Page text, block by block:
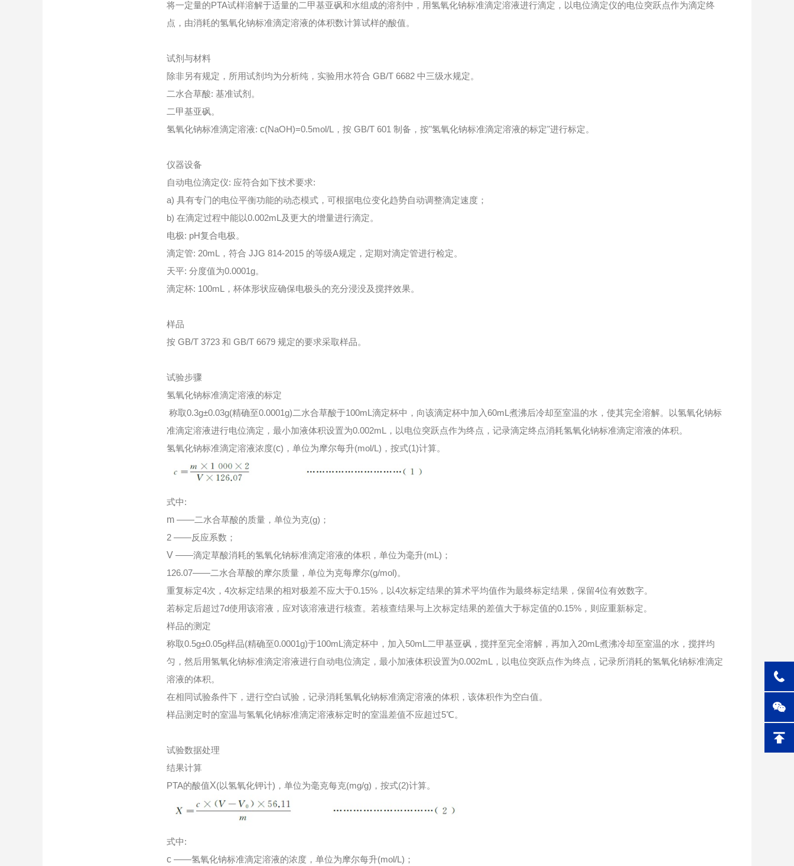
将一定量的PTA试样溶解于适量的二甲基亚砜和水组成的溶剂中，用氢氧化钠标准滴定溶液进行滴定，以电位滴定仪的电位突跃点作为滴定终
点，由消耗的氢氧化钠标准滴定溶液的体积数计算试样的酸值。
试剂与材料
除非另有规定，所用试剂均为分析纯，实验用水符合 GB/T 6682 中三级水规定。
二水合草酸: 基准试剂。
二甲基亚砜。
氢氧化钠标准滴定溶液: c(NaOH)=0.5mol/L，按 GB/T 601 制备，按"氢氧化钠标准滴定溶液的标定"进行标定。
仪器设备
自动电位滴定仪: 应符合如下技术要求:
a) 具有专门的电位平衡功能的动态模式，可根据电位变化趋势自动调整滴定速度；
b) 在滴定过程中能以0.002mL及更大的增量进行滴定。
电极: pH复合电极。
滴定管: 20mL，符合 JJG 814-2015 的等级A规定，定期对滴定管进行检定。
天平: 分度值为0.0001g。
滴定杯: 100mL，杯体形状应确保电极头的充分浸没及搅拌效果。
样品
按 GB/T 3723 和 GB/T 6679 规定的要求采取样品。
试验步骤
氢氧化钠标准滴定溶液的标定
称取0.3g±0.03g(精确至0.0001g)二水合草酸于100mL滴定杯中，向该滴定杯中加入60mL煮沸后冷却至室温的水，使其完全溶解。以氢氧化钠标
准滴定溶液进行电位滴定，最小加液体积设置为0.002mL，以电位突跃点作为终点，记录滴定终点消耗氢氧化钠标准滴定溶液的体积。
氢氧化钠标准滴定溶液浓度(c)，单位为摩尔每升(mol/L)，按式(1)计算。
式中:
m ——二水合草酸的质量，单位为克(g)；
2 ——反应系数；
V ——滴定草酸消耗的氢氧化钠标准滴定溶液的体积，单位为毫升(mL)；
126.07——二水合草酸的摩尔质量，单位为克每摩尔(g/mol)。
重复标定4次，4次标定结果的相对极差不应大于0.15%，以4次标定结果的算术平均值作为最终标定结果，保留4位有效数字。
若标定后超过7d使用该溶液，应对该溶液进行核查。若核查结果与上次标定结果的差值大于标定值的0.15%，则应重新标定。
样品的测定
称取0.5g±0.05g样品(精确至0.0001g)于100mL滴定杯中，加入50mL二甲基亚砜，搅拌至完全溶解，再加入20mL煮沸冷却至室温的水，搅拌均
匀，然后用氢氧化钠标准滴定溶液进行自动电位滴定，最小加液体积设置为0.002mL，以电位突跃点作为终点，记录所消耗的氢氧化钠标准滴定
溶液的体积。
在相同试验条件下，进行空白试验，记录消耗氢氧化钠标准滴定溶液的体积，该体积作为空白值。
样品测定时的室温与氢氧化钠标准滴定溶液标定时的室温差值不应超过5℃。
试验数据处理
结果计算
PTA的酸值X(以氢氧化钾计)，单位为毫克每克(mg/g)，按式(2)计算。
式中:
c ——氢氧化钠标准滴定溶液的浓度，单位为摩尔每升(mol/L)；